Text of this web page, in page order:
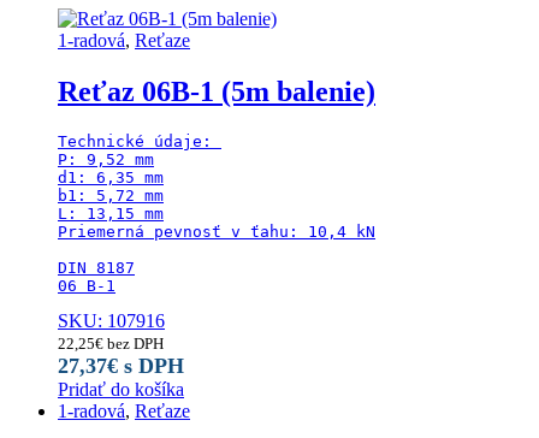
1-radová, Reťaze
Reťaz 06B-1 (5m balenie)
Technické údaje:
P: 9,52 mm
d1: 6,35 mm
b1: 5,72 mm
L: 13,15 mm
Priemerná pevnosť v ťahu: 10,4 kN
DIN 8187
06 B-1
SKU: 107916
22,25€ bez DPH
27,37€ s DPH
Pridať do košíka
1-radová, Reťaze